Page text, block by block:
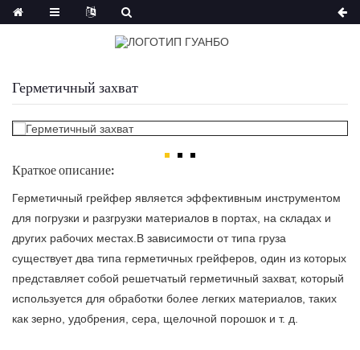
Герметичный захват
Краткое описание:
Герметичный грейфер является эффективным инструментом
для погрузки и разгрузки материалов в портах, на складах и
других рабочих местах.В зависимости от типа груза
существует два типа герметичных грейферов, один из которых
представляет собой решетчатый герметичный захват, который
используется для обработки более легких материалов, таких
как зерно, удобрения, сера, щелочной порошок и т. д.